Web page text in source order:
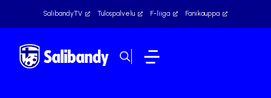
SalibandyTV Tulospalvelu F-liiga Fanikauppa